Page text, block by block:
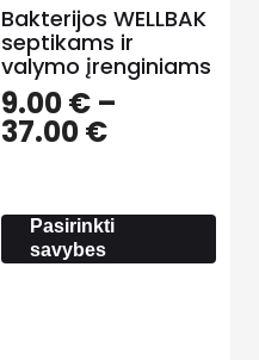
Bakterijos WELLBAK
septikams ir
valymo įrenginiams
9.00€ –
37.00€Price
through
37.00 €
Pasirinkti
savybes